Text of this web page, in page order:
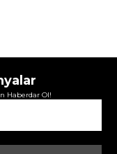
Haberdar Ol!